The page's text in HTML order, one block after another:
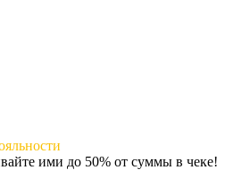
ими до 50% от суммы в чеке!